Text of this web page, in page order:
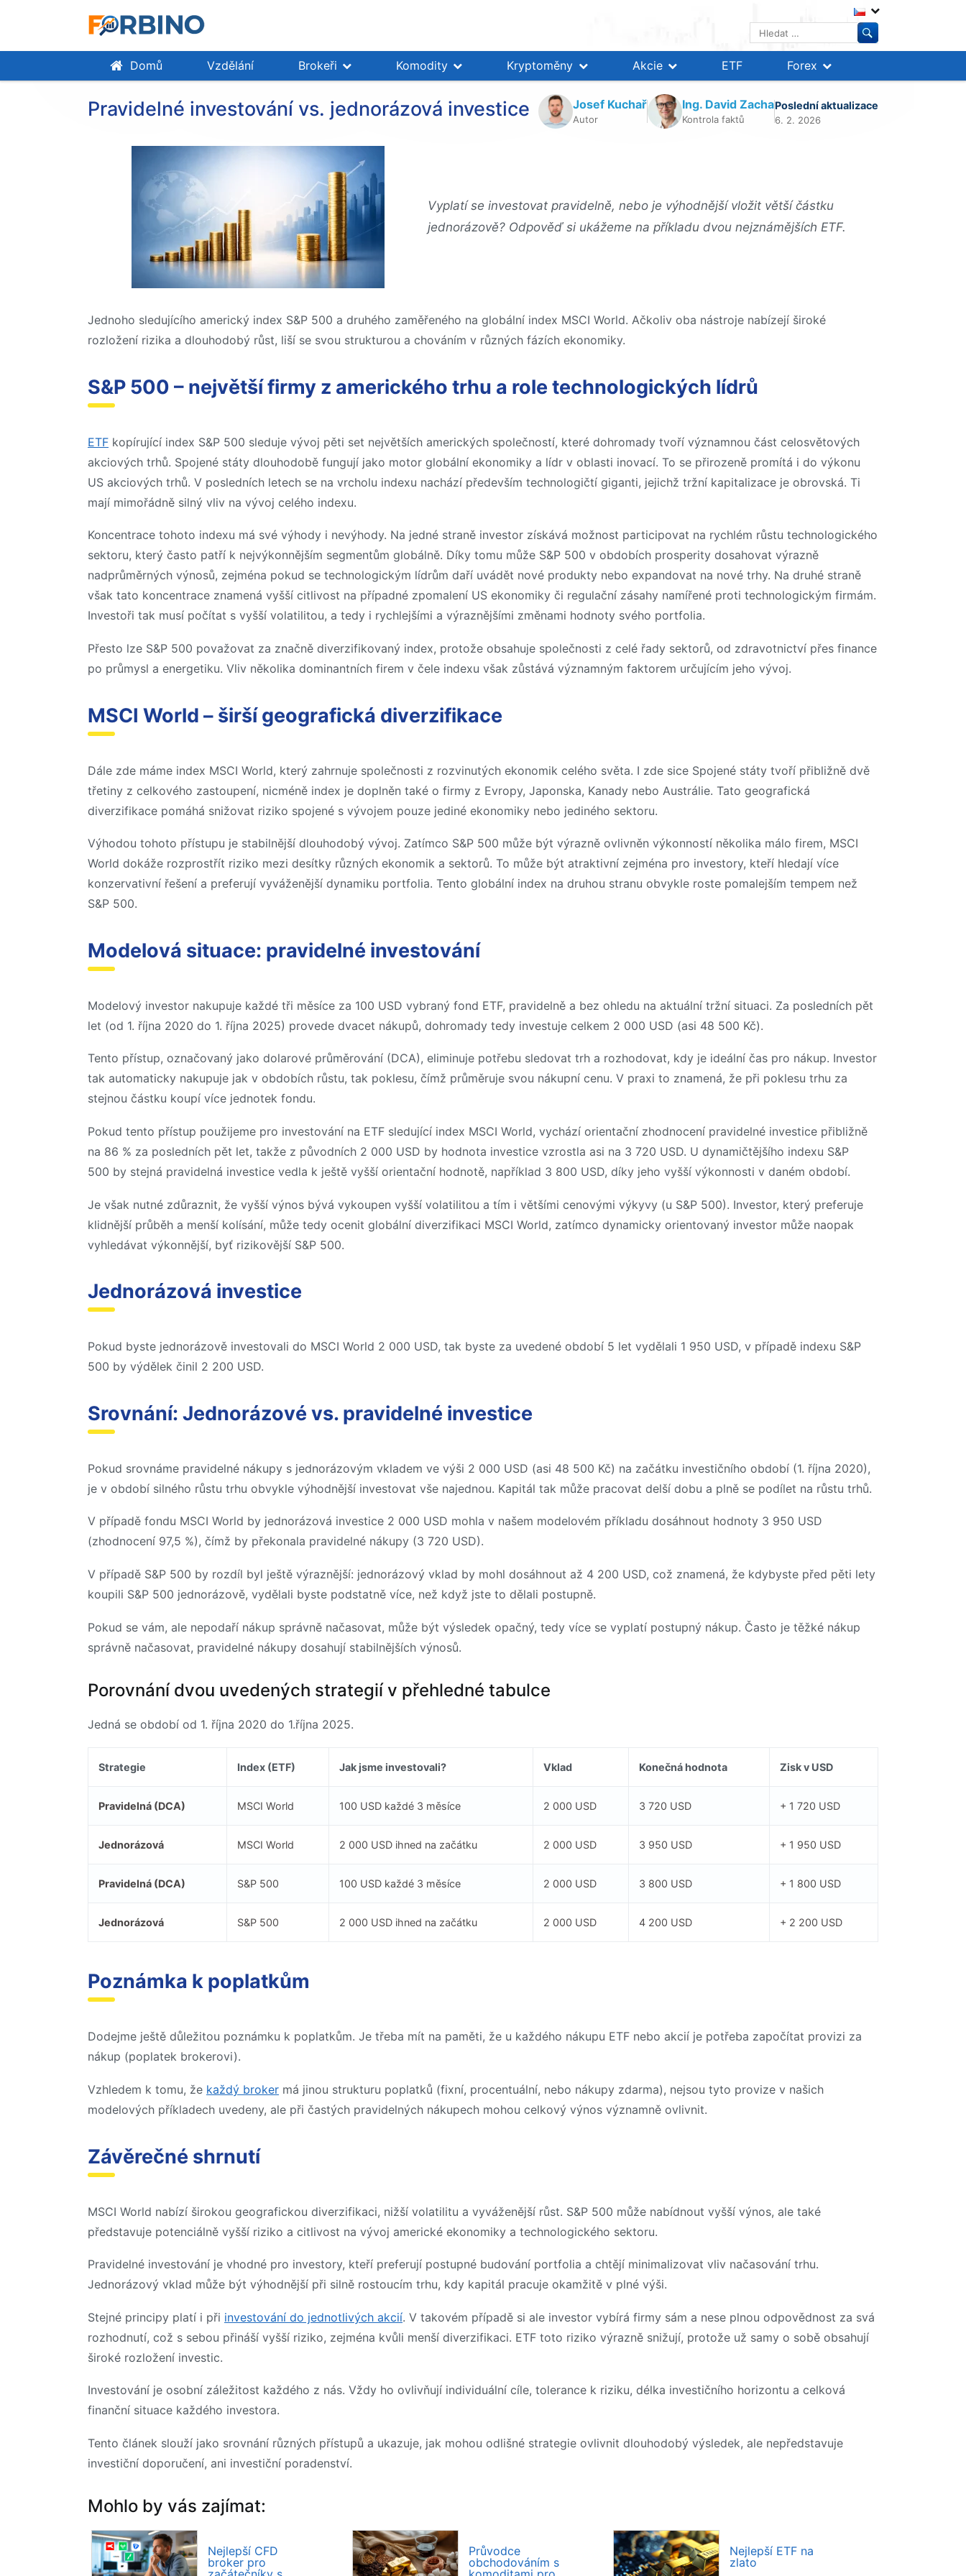
Vyhledávání
Domů Vzdělání Brokeři Komodity Kryptoměny Akcie ETF Forex
Pravidelné investování vs. jednorázová investice Josef Kuchař
Autor
Ing. David Zacha
Kontrola faktů
Poslední aktualizace
6. 2. 2026
Vyplatí se investovat pravidelně, nebo je výhodnější vložit větší částku
jednorázově? Odpověď si ukážeme na příkladu dvou nejznámějších ETF.
Jednoho sledujícího americký index S&P 500 a druhého zaměřeného na globální index MSCI World. Ačkoliv oba nástroje nabízejí široké
rozložení rizika a dlouhodobý růst, liší se svou strukturou a chováním v různých fázích ekonomiky.
S&P 500 – největší firmy z amerického trhu a role technologických lídrů
ETF kopírující index S&P 500 sleduje vývoj pěti set největších amerických společností, které dohromady tvoří významnou část celosvětových
akciových trhů. Spojené státy dlouhodobě fungují jako motor globální ekonomiky a lídr v oblasti inovací. To se přirozeně promítá i do výkonu
US akciových trhů. V posledních letech se na vrcholu indexu nachází především technologičtí giganti, jejichž tržní kapitalizace je obrovská. Ti
mají mimořádně silný vliv na vývoj celého indexu.
Koncentrace tohoto indexu má své výhody i nevýhody. Na jedné straně investor získává možnost participovat na rychlém růstu technologického
sektoru, který často patří k nejvýkonnějším segmentům globálně. Díky tomu může S&P 500 v obdobích prosperity dosahovat výrazně
nadprůměrných výnosů, zejména pokud se technologickým lídrům daří uvádět nové produkty nebo expandovat na nové trhy. Na druhé straně
však tato koncentrace znamená vyšší citlivost na případné zpomalení US ekonomiky či regulační zásahy namířené proti technologickým firmám.
Investoři tak musí počítat s vyšší volatilitou, a tedy i rychlejšími a výraznějšími změnami hodnoty svého portfolia.
Přesto lze S&P 500 považovat za značně diverzifikovaný index, protože obsahuje společnosti z celé řady sektorů, od zdravotnictví přes finance
po průmysl a energetiku. Vliv několika dominantních firem v čele indexu však zůstává významným faktorem určujícím jeho vývoj.
MSCI World – širší geografická diverzifikace
Dále zde máme index MSCI World, který zahrnuje společnosti z rozvinutých ekonomik celého světa. I zde sice Spojené státy tvoří přibližně dvě
třetiny z celkového zastoupení, nicméně index je doplněn také o firmy z Evropy, Japonska, Kanady nebo Austrálie. Tato geografická
diverzifikace pomáhá snižovat riziko spojené s vývojem pouze jediné ekonomiky nebo jediného sektoru.
Výhodou tohoto přístupu je stabilnější dlouhodobý vývoj. Zatímco S&P 500 může být výrazně ovlivněn výkonností několika málo firem, MSCI
World dokáže rozprostřít riziko mezi desítky různých ekonomik a sektorů. To může být atraktivní zejména pro investory, kteří hledají více
konzervativní řešení a preferují vyváženější dynamiku portfolia. Tento globální index na druhou stranu obvykle roste pomalejším tempem než
S&P 500.
Modelová situace: pravidelné investování
Modelový investor nakupuje každé tři měsíce za 100 USD vybraný fond ETF, pravidelně a bez ohledu na aktuální tržní situaci. Za posledních pět
let (od 1. října 2020 do 1. října 2025) provede dvacet nákupů, dohromady tedy investuje celkem 2 000 USD (asi 48 500 Kč).
Tento přístup, označovaný jako dolarové průměrování (DCA), eliminuje potřebu sledovat trh a rozhodovat, kdy je ideální čas pro nákup. Investor
tak automaticky nakupuje jak v obdobích růstu, tak poklesu, čímž průměruje svou nákupní cenu. V praxi to znamená, že při poklesu trhu za
stejnou částku koupí více jednotek fondu.
Pokud tento přístup použijeme pro investování na ETF sledující index MSCI World, vychází orientační zhodnocení pravidelné investice přibližně
na 86 % za posledních pět let, takže z původních 2 000 USD by hodnota investice vzrostla asi na 3 720 USD. U dynamičtějšího indexu S&P
500 by stejná pravidelná investice vedla k ještě vyšší orientační hodnotě, například 3 800 USD, díky jeho vyšší výkonnosti v daném období.
Je však nutné zdůraznit, že vyšší výnos bývá vykoupen vyšší volatilitou a tím i většími cenovými výkyvy (u S&P 500). Investor, který preferuje
klidnější průběh a menší kolísání, může tedy ocenit globální diverzifikaci MSCI World, zatímco dynamicky orientovaný investor může naopak
vyhledávat výkonnější, byť rizikovější S&P 500.
Jednorázová investice
Pokud byste jednorázově investovali do MSCI World 2 000 USD, tak byste za uvedené období 5 let vydělali 1 950 USD, v případě indexu S&P
500 by výdělek činil 2 200 USD.
Srovnání: Jednorázové vs. pravidelné investice
Pokud srovnáme pravidelné nákupy s jednorázovým vkladem ve výši 2 000 USD (asi 48 500 Kč) na začátku investičního období (1. října 2020),
je v období silného růstu trhu obvykle výhodnější investovat vše najednou. Kapitál tak může pracovat delší dobu a plně se podílet na růstu trhů.
V případě fondu MSCI World by jednorázová investice 2 000 USD mohla v našem modelovém příkladu dosáhnout hodnoty 3 950 USD
(zhodnocení 97,5 %), čímž by překonala pravidelné nákupy (3 720 USD).
V případě S&P 500 by rozdíl byl ještě výraznější: jednorázový vklad by mohl dosáhnout až 4 200 USD, což znamená, že kdybyste před pěti lety
koupili S&P 500 jednorázově, vydělali byste podstatně více, než když jste to dělali postupně.
Pokud se vám, ale nepodaří nákup správně načasovat, může být výsledek opačný, tedy více se vyplatí postupný nákup. Často je těžké nákup
správně načasovat, pravidelné nákupy dosahují stabilnějších výnosů.
Porovnání dvou uvedených strategií v přehledné tabulce
Jedná se období od 1. října 2020 do 1.října 2025.
Strategie Index (ETF) Jak jsme investovali? Vklad Konečná hodnota Zisk v USD
Pravidelná (DCA) MSCI World 100 USD každé 3 měsíce 2 000 USD 3 720 USD + 1 720 USD
Jednorázová MSCI World 2 000 USD ihned na začátku 2 000 USD 3 950 USD + 1 950 USD
Pravidelná (DCA) S&P 500 100 USD každé 3 měsíce 2 000 USD 3 800 USD + 1 800 USD
Jednorázová S&P 500 2 000 USD ihned na začátku 2 000 USD 4 200 USD + 2 200 USD
Poznámka k poplatkům
Dodejme ještě důležitou poznámku k poplatkům. Je třeba mít na paměti, že u každého nákupu ETF nebo akcií je potřeba započítat provizi za
nákup (poplatek brokerovi).
Vzhledem k tomu, že každý broker má jinou strukturu poplatků (fixní, procentuální, nebo nákupy zdarma), nejsou tyto provize v našich
modelových příkladech uvedeny, ale při častých pravidelných nákupech mohou celkový výnos významně ovlivnit.
Závěrečné shrnutí
MSCI World nabízí širokou geografickou diverzifikaci, nižší volatilitu a vyváženější růst. S&P 500 může nabídnout vyšší výnos, ale také
představuje potenciálně vyšší riziko a citlivost na vývoj americké ekonomiky a technologického sektoru.
Pravidelné investování je vhodné pro investory, kteří preferují postupné budování portfolia a chtějí minimalizovat vliv načasování trhu.
Jednorázový vklad může být výhodnější při silně rostoucím trhu, kdy kapitál pracuje okamžitě v plné výši.
Stejné principy platí i při investování do jednotlivých akcií. V takovém případě si ale investor vybírá firmy sám a nese plnou odpovědnost za svá
rozhodnutí, což s sebou přináší vyšší riziko, zejména kvůli menší diverzifikaci. ETF toto riziko výrazně snižují, protože už samy o sobě obsahují
široké rozložení investic.
Investování je osobní záležitost každého z nás. Vždy ho ovlivňují individuální cíle, tolerance k riziku, délka investičního horizontu a celková
finanční situace každého investora.
Tento článek slouží jako srovnání různých přístupů a ukazuje, jak mohou odlišné strategie ovlivnit dlouhodobý výsledek, ale nepředstavuje
investiční doporučení, ani investiční poradenství.
Mohlo by vás zajímat:
Nejlepší CFD
broker pro
Průvodce
obchodováním s
Nejlepší ETF na
zlato